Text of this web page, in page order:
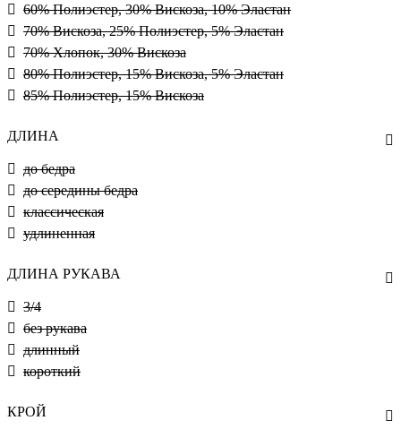
60% Полиэстер, 30% Вискоза, 10% Эластан
70% Вискоза, 25% Полиэстер, 5% Эластан
70% Хлопок, 30% Вискоза
80% Полиэстер, 15% Вискоза, 5% Эластан
85% Полиэстер, 15% Вискоза
ДЛИНА
до бедра
до середины бедра
классическая
удлиненная
ДЛИНА РУКАВА
3/4
без рукава
длинный
короткий
КРОЙ